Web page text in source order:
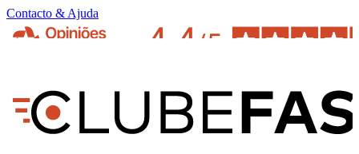
Contacto & Ajuda